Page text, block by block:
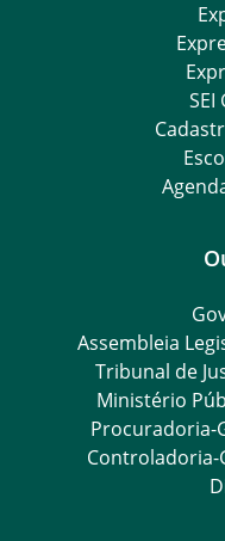
Assembleia
Tribunal de
Ministério
Procuradoria-
Controladoria-